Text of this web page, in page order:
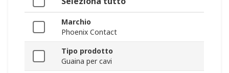
Marchio
Phoenix Contact
Tipo prodotto
Guaina per cavi